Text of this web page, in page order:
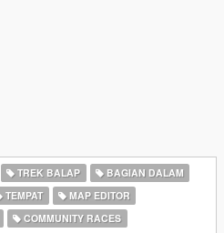
TREK BALAP
BAGIAN DALAM
TEMPAT
MAP EDITOR
COMMUNITY RACES